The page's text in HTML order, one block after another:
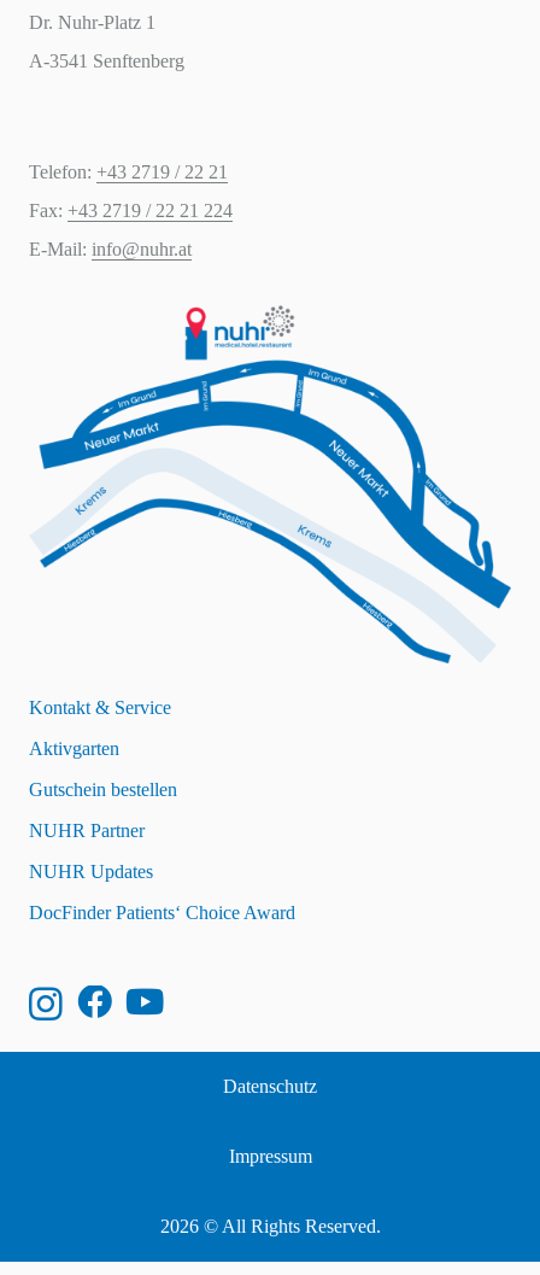
Dr. Nuhr-Platz 1
A-3541 Senftenberg
Telefon: +43 2719 / 22 21
Fax: +43 2719 / 22 21 224
E-Mail: info@nuhr.at
Kontakt & Service
Aktivgarten
Gutschein bestellen
NUHR Partner
NUHR Updates
DocFinder Patients‘ Choice Award
Datenschutz
Impressum
2026 © All Rights Reserved.